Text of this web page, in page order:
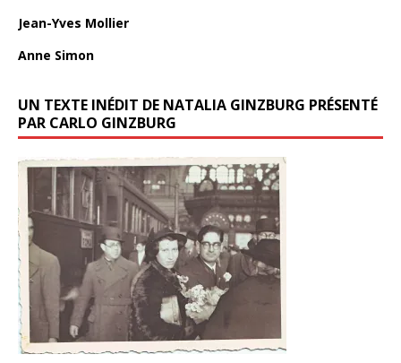
Jean-Yves Mollier
Anne Simon
UN TEXTE INÉDIT DE NATALIA GINZBURG PRÉSENTÉ
PAR CARLO GINZBURG